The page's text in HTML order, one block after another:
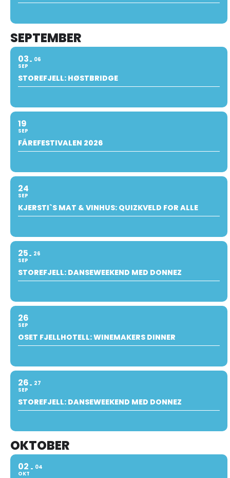
SEPTEMBER
03
SEP
06
STOREFJELL: HØSTBRIDGE
19
SEP
FÅREFESTIVALEN 2026
24
SEP
KJERSTI`S MAT & VINHUS: QUIZKVELD FOR ALLE
25
SEP
26
STOREFJELL: DANSEWEEKEND MED DONNEZ
26
SEP
OSET FJELLHOTELL: WINEMAKERS DINNER
26
SEP
27
STOREFJELL: DANSEWEEKEND MED DONNEZ
OKTOBER
02
OKT
04